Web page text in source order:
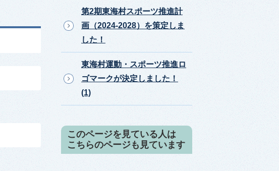
第2期東海村スポーツ推進計
画（2024-2028）を策定しま
した！
東海村運動・スポーツ推進ロ
ゴマークが決定しました！
(1)
このページを見ている人は
こちらのページも見ています